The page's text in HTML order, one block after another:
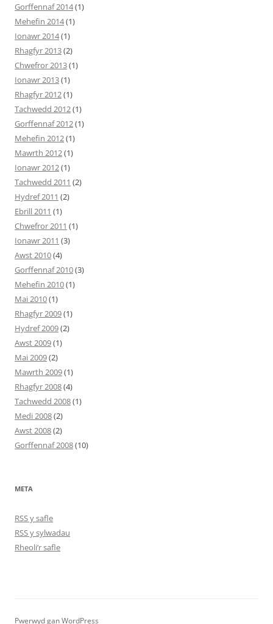
Gorffennaf 2014(1)
Mehefin 2014(1)
Ionawr 2014(1)
Rhagfyr 2013(2)
Chwefror 2013(1)
Ionawr 2013(1)
Rhagfyr 2012(1)
Tachwedd 2012(1)
Gorffennaf 2012(1)
Mehefin 2012(1)
Mawrth 2012(1)
Ionawr 2012(1)
Tachwedd 2011 (2)
Hydref 2011 (2)
Ebrill 2011 (1)
Chwefror 2011 (1)
Ionawr 2011 (3)
Awst 2010(4)
Gorffennaf 2010(3)
Mehefin 2010(1)
Mai 2010(1)
Rhagfyr 2009(1)
Hydref 2009(2)
Awst 2009(1)
Mai 2009(2)
Mawrth 2009(1)
Rhagfyr 2008(4)
Tachwedd 2008(1)
Medi 2008(2)
Awst 2008(2)
Gorffennaf 2008(10)
META
RSS y safle
RSS y sylwadau
Rheoli’r safle
Pwerwyd gan WordPress